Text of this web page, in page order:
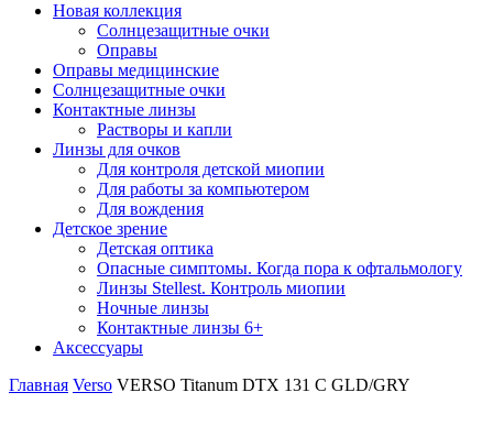
Новая коллекция
Солнцезащитные очки
Оправы
Оправы медицинские
Солнцезащитные очки
Контактные линзы
Растворы и капли
Линзы для очков
Для контроля детской миопии
Для работы за компьютером
Для вождения
Детское зрение
Детская оптика
Опасные симптомы. Когда пора к офтальмологу
Линзы Stellest. Контроль миопии
Ночные линзы
Контактные линзы 6+
Аксессуары
Главная Verso VERSO Titanum DTX 131 C GLD/GRY